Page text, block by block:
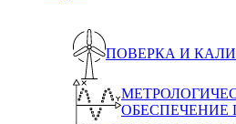
ПОВЕРКА И
ОБЕСПЕЧЕНИЕ